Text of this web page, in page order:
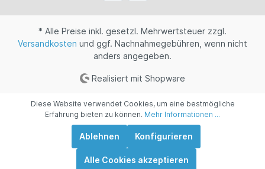
* Alle Preise inkl. gesetzl. Mehrwertsteuer zzgl.
Versandkosten und ggf. Nachnahmegebühren, wenn nicht
anders angegeben.
Realisiert mit Shopware
Diese Website verwendet Cookies, um eine bestmögliche
Erfahrung bieten zu können. Mehr Informationen ...
Ablehnen Konfigurieren
Alle Cookies akzeptieren